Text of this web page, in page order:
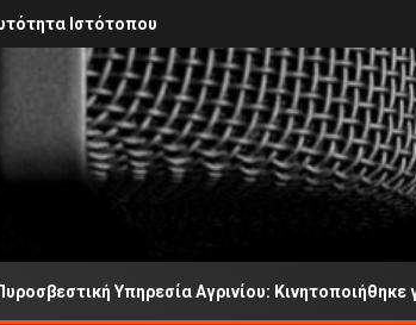
Ιστότοπου
Υπηρεσία Αγρινίου: Κινητοποιήθηκε για